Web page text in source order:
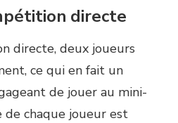
directe
directe, deux joueurs
ce qui en fait un
de jouer au mini-
de chaque joueur est